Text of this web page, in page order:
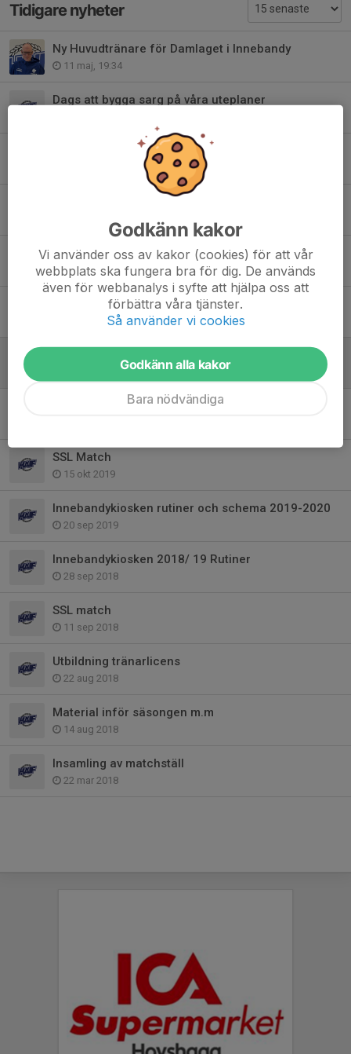
Tidigare nyheter
Ny Huvudtränare för Damlaget i Innebandy
11 maj, 19:34
Dags att bygga sarg på våra uteplaner
Serieseger för Damlaget
Klubbhuset öppnar i Växjö
Damlaget Seriesegrare
17 mar 2025
Laginköp på ICA för poolspel eller liknande
1 mar 2024
God jul och Gott nytt år
SSL Match
15 okt 2019
Innebandykiosken rutiner och schema 2019-2020
20 sep 2019
Innebandykiosken 2018/ 19 Rutiner
28 sep 2018
SSL match
11 sep 2018
Utbildning tränarlicens
22 aug 2018
Material inför säsongen m.m
14 aug 2018
Insamling av matchställ
22 mar 2018
Godkänn kakor
Vi använder oss av kakor (cookies) för att vår
webbplats ska fungera bra för dig. De används
även för webbanalys i syfte att hjälpa oss att
förbättra våra tjänster.
Så använder vi cookies
Godkänn alla kakor
Bara nödvändiga